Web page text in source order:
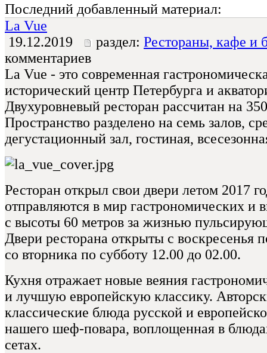
Последний добавленный материал:
La Vue
19.12.2019
раздел: Рестораны, кафе и
комментариев
La Vue - это современная
исторический центр Петербурга и
Двухуровневый ресторан рассчитан на
Пространство разделено на семь залов,
дегустационный зал, гостиная,
Ресторан открыл свои двери летом 2017
отправляются в мир гастрономических
с высоты 60 метров за жизнью
Двери ресторана открыты c воскресенья
со вторника по субботу 12.00 до 02.00.
Кухня отражает новые веяния
и лучшую европейскую классику.
классические блюда русской и
нашего шеф-повара, воплощенная в
сетах.